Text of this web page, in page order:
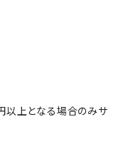
上となる場合のみサ